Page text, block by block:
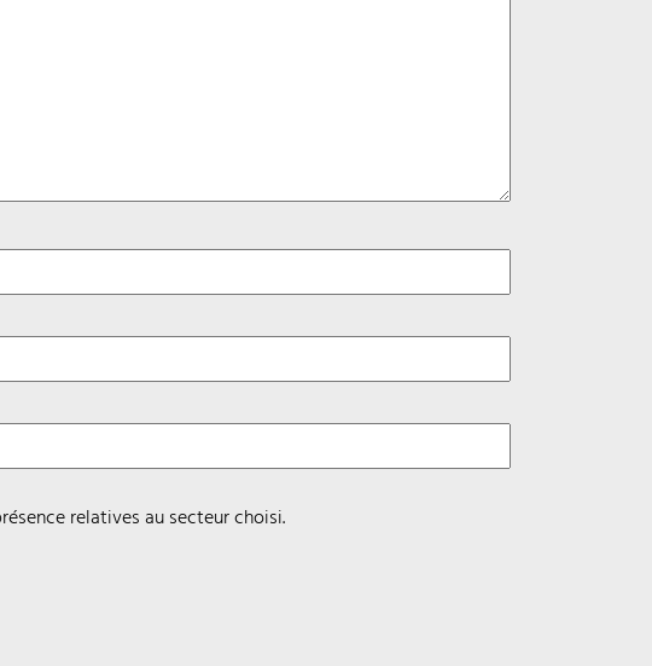
relatives au secteur choisi.